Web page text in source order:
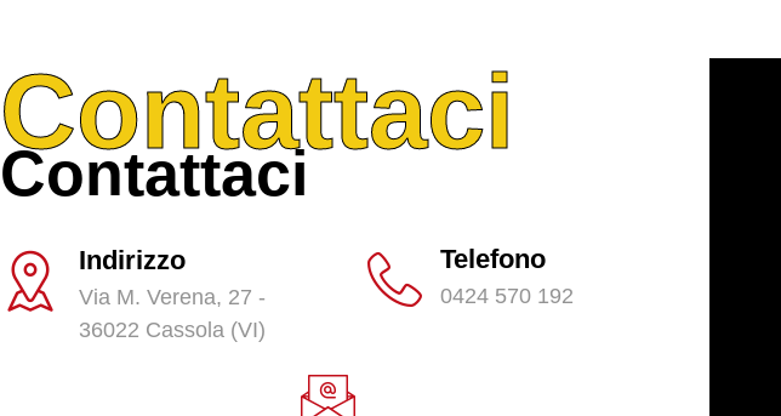
Contattaci
Contattaci
Indirizzo
Via M. Verena, 27 -
36022 Cassola (VI)
Telefono
0424 570 192